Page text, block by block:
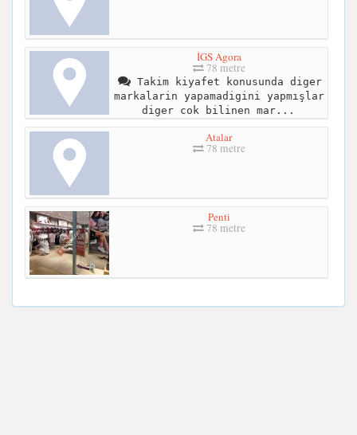
İGS Agora
78 metre
Takim kiyafet konusunda diger
markalarin yapamadigini yapmışlar
diger cok bilinen mar...
Atalar
78 metre
Penti
78 metre